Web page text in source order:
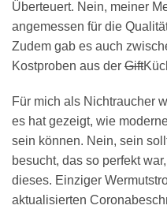
Überteuert. Nein, meiner
angemessen für die
Zudem gab es auch
Kostproben aus der Gift
Für mich als Nichtraucher
es hat gezeigt, wie
sein können. Nein, sein
besucht, das so perfekt
dieses. Einziger
aktualisierten